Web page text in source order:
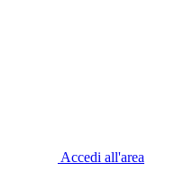
Accedi all'area